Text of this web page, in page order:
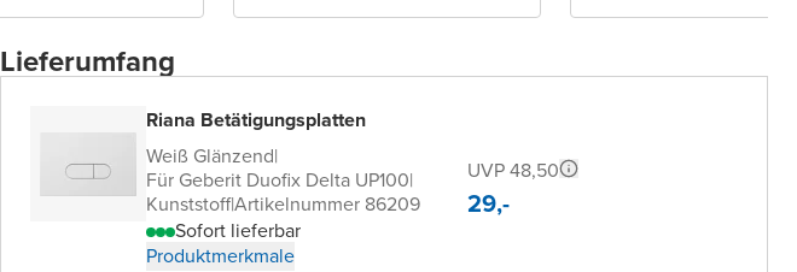
Lieferumfang
Riana Betätigungsplatten
Weiß Glänzend|
Für Geberit Duofix Delta UP100|
Kunststoff|Artikelnummer 86209
Sofort lieferbar
Produktmerkmale
UVP 48,50
29,-